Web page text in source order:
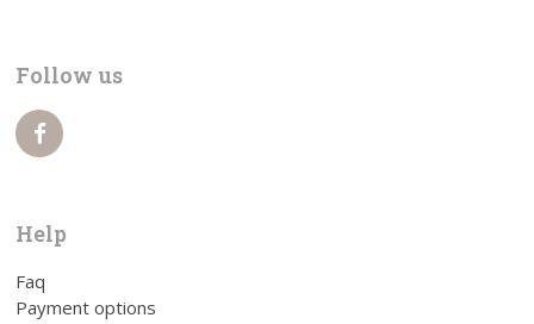
Follow us
Help
Faq
Payment options